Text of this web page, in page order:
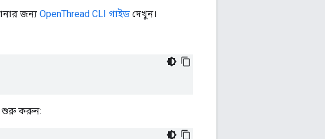
জন্য OpenThread CLI গাইড দেখুন।
শুরু করুন: